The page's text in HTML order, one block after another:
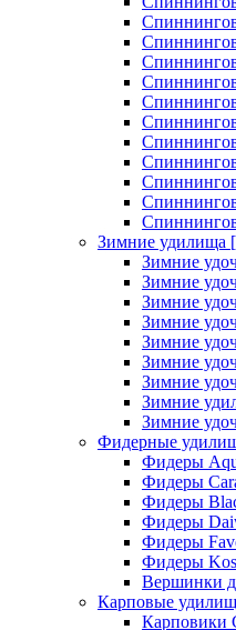
Зимние удилища
Зимние
Зимние
Зимние
Зимние
Зимние
Зимние
Зимние
Зимние
Зимние
Фидерные
Фидеры
Фидеры
Фидеры
Фидеры
Фидеры
Фидеры
Вершинки
Карповые
Карповики